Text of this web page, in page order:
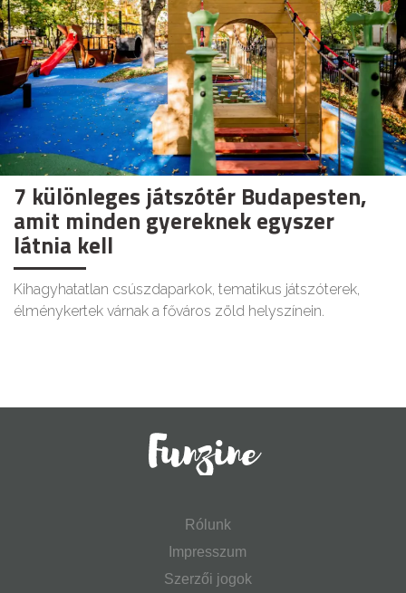
7 különleges játszótér Budapesten,
amit minden gyereknek egyszer
látnia kell
Kihagyhatatlan csúszdaparkok, tematikus játszóterek,
élménykertek várnak a főváros zöld helyszínein.
Rólunk
Impresszum
Szerzői jogok